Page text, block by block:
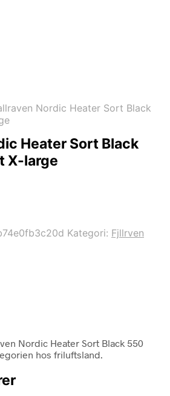
Nordic Heater Sort Black
Heater Sort Black
X-large
Kategori: Fjllrven
Nordic Heater Sort Black 550
hos friluftsland.